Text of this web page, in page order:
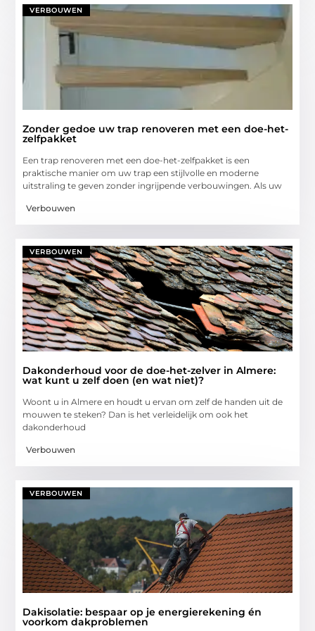
VERBOUWEN
Zonder gedoe uw trap renoveren met een doe-het-
zelfpakket
Een trap renoveren met een doe-het-zelfpakket is een
praktische manier om uw trap een stijlvolle en moderne
uitstraling te geven zonder ingrijpende verbouwingen. Als uw
Verbouwen
VERBOUWEN
Dakonderhoud voor de doe-het-zelver in Almere:
wat kunt u zelf doen (en wat niet)?
Woont u in Almere en houdt u ervan om zelf de handen uit de
mouwen te steken? Dan is het verleidelijk om ook het
dakonderhoud
Verbouwen
VERBOUWEN
Dakisolatie: bespaar op je energierekening én
voorkom dakproblemen